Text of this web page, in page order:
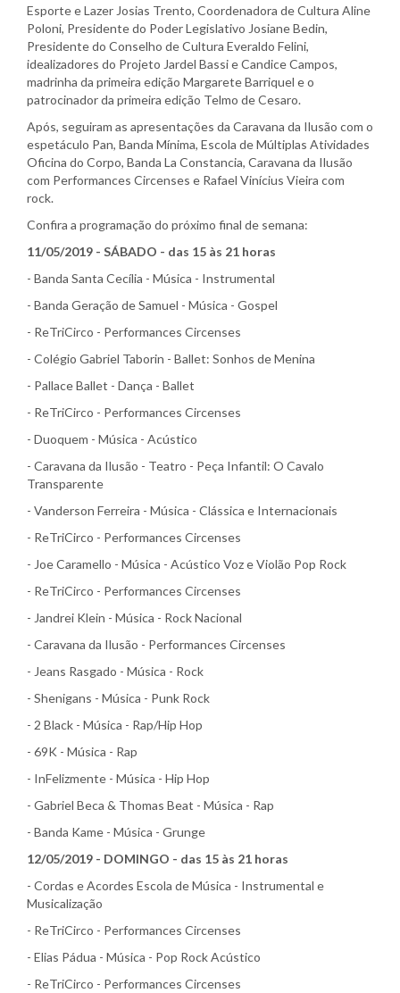
Esporte e Lazer Josias Trento, Coordenadora de Cultura Aline
Poloni, Presidente do Poder Legislativo Josiane Bedin,
Presidente do Conselho de Cultura Everaldo Felini,
idealizadores do Projeto Jardel Bassi e Candice Campos,
madrinha da primeira edição Margarete Barriquel e o
patrocinador da primeira edição Telmo de Cesaro.
Após, seguiram as apresentações da Caravana da Ilusão com o
espetáculo Pan, Banda Mínima, Escola de Múltiplas Atividades
Oficina do Corpo, Banda La Constancia, Caravana da Ilusão
com Performances Circenses e Rafael Vinícius Vieira com
rock.
Confira a programação do próximo final de semana:
11/05/2019 - SÁBADO - das 15 às 21 horas
- Banda Santa Cecília - Música - Instrumental
- Banda Geração de Samuel - Música - Gospel
- ReTriCirco - Performances Circenses
- Colégio Gabriel Taborin - Ballet: Sonhos de Menina
- Pallace Ballet - Dança - Ballet
- ReTriCirco - Performances Circenses
- Duoquem - Música - Acústico
- Caravana da Ilusão - Teatro - Peça Infantil: O Cavalo
Transparente
- Vanderson Ferreira - Música - Clássica e Internacionais
- ReTriCirco - Performances Circenses
- Joe Caramello - Música - Acústico Voz e Violão Pop Rock
- ReTriCirco - Performances Circenses
- Jandrei Klein - Música - Rock Nacional
- Caravana da Ilusão - Performances Circenses
- Jeans Rasgado - Música - Rock
- Shenigans - Música - Punk Rock
- 2 Black - Música - Rap/Hip Hop
- 69K - Música - Rap
- InFelizmente - Música - Hip Hop
- Gabriel Beca & Thomas Beat - Música - Rap
- Banda Kame - Música - Grunge
12/05/2019 - DOMINGO - das 15 às 21 horas
- Cordas e Acordes Escola de Música - Instrumental e
Musicalização
- ReTriCirco - Performances Circenses
- Elias Pádua - Música - Pop Rock Acústico
- ReTriCirco - Performances Circenses